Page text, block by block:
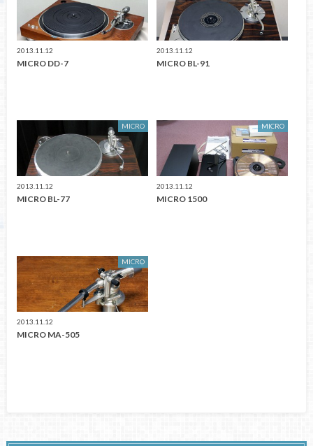
2013.11.12
MICRO DD-7
2013.11.12
MICRO BL-91
MICRO
2013.11.12
MICRO BL-77
MICRO
2013.11.12
MICRO 1500
MICRO
2013.11.12
MICRO MA-505